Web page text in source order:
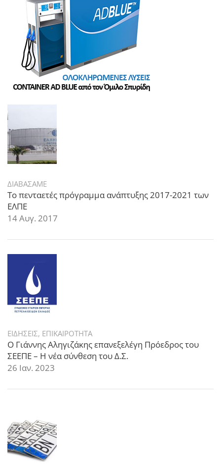
ΔΙΑΒΑΣΑΜΕ
Το πενταετές πρόγραμμα ανάπτυξης 2017-2021 των
ΕΛΠΕ
14 Αυγ. 2017
ΕΙΔΗΣΕΙΣ, ΕΠΙΚΑΙΡΟΤΗΤΑ
Ο Γιάννης Αληγιζάκης επανεξελέγη Πρόεδρος του
ΣΕΕΠΕ – Η νέα σύνθεση του Δ.Σ.
26 Ιαν. 2023